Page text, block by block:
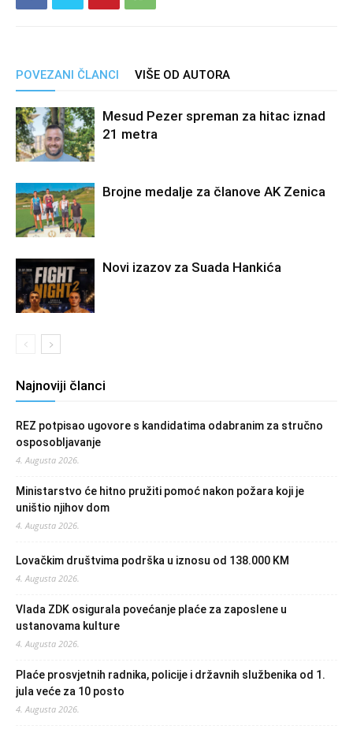
POVEZANI ČLANCI VIŠE OD AUTORA
Mesud Pezer spreman za hitac iznad
21 metra
Brojne medalje za članove AK Zenica
Novi izazov za Suada Hankića
Najnoviji članci
REZ potpisao ugovore s kandidatima odabranim za stručno
osposobljavanje
4. Augusta 2026.
Ministarstvo će hitno pružiti pomoć nakon požara koji je
uništio njihov dom
4. Augusta 2026.
Lovačkim društvima podrška u iznosu od 138.000 KM
4. Augusta 2026.
Vlada ZDK osigurala povećanje plaće za zaposlene u
ustanovama kulture
4. Augusta 2026.
Plaće prosvjetnih radnika, policije i državnih službenika od 1.
jula veće za 10 posto
4. Augusta 2026.